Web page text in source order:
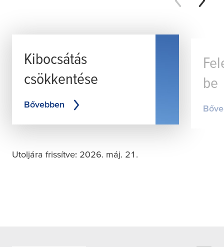
Kibocsátás
csökkentése
Bővebben
be
Utoljára frissítve: 2026. máj. 21.